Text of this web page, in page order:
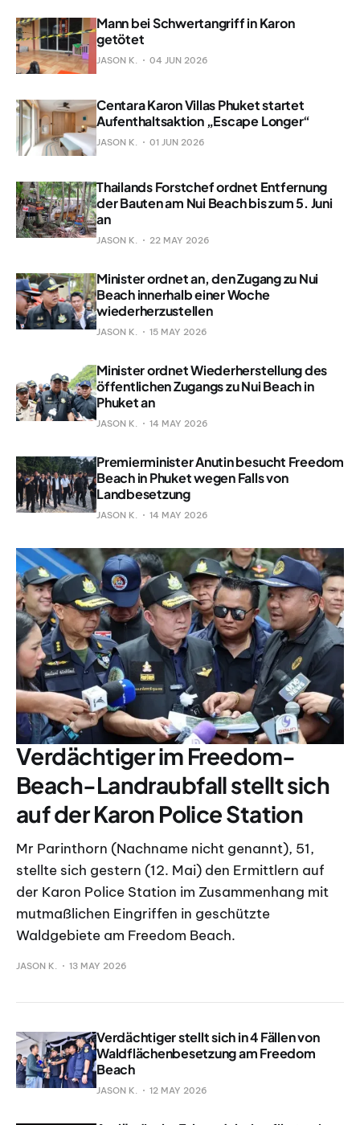
Mann bei Schwertangriff in Karon
getötet
JASON K. 04 JUN 2026
Centara Karon Villas Phuket startet
Aufenthaltsaktion „Escape Longer“
JASON K. 01 JUN 2026
Thailands Forstchef ordnet Entfernung
der Bauten am Nui Beach bis zum 5. Juni
an
JASON K. 22 MAY 2026
Minister ordnet an, den Zugang zu Nui
Beach innerhalb einer Woche
wiederherzustellen
JASON K. 15 MAY 2026
Minister ordnet Wiederherstellung des
öffentlichen Zugangs zu Nui Beach in
Phuket an
JASON K. 14 MAY 2026
Premierminister Anutin besucht Freedom
Beach in Phuket wegen Falls von
Landbesetzung
JASON K. 14 MAY 2026
Verdächtiger im Freedom-
Beach-Landraubfall stellt sich
auf der Karon Police Station
Mr Parinthorn (Nachname nicht genannt), 51,
stellte sich gestern (12. Mai) den Ermittlern auf
der Karon Police Station im Zusammenhang mit
mutmaßlichen Eingriffen in geschützte
Waldgebiete am Freedom Beach.
JASON K. 13 MAY 2026
Verdächtiger stellt sich in 4 Fällen von
Waldflächenbesetzung am Freedom
Beach
JASON K. 12 MAY 2026